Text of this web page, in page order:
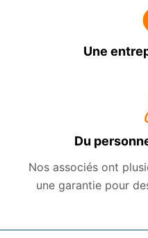
Une
Du
Nos associés ont
une garantie pour